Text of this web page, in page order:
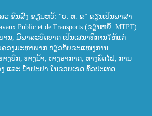
ະ ຂົນສົ່ງ ຂຽນຫຍໍ້: “ຍ. ທ. ຂ” ຂຽນເປັນພາສາ
Public et de Transports (ຂຽນຫຍໍ້: MTPT)
ານ, ມີພາລະບົດບາດ ເປັນເສນາທິການໃຫ້ແກ່
ຄອງມະຫາພາກ ກ່ຽວກັບຂະແໜງການ
ງບົກ, ທາງນ້ຳ, ທາງອາກາດ, ທາງລົດໄຟ, ການ
ແລະ ນ້ຳປະປາ ໃນຂອບເຂດ ທົ່ວປະເທດ.